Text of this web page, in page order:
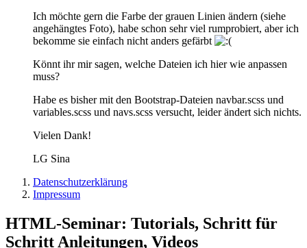
Ich möchte gern die Farbe der grauen Linien ändern (siehe
angehängtes Foto), habe schon sehr viel rumprobiert, aber ich
bekomme sie einfach nicht anders gefärbt
Könnt ihr mir sagen, welche Dateien ich hier wie anpassen
muss?
Habe es bisher mit den Bootstrap-Dateien navbar.scss und
variables.scss und navs.scss versucht, leider ändert sich nichts.
Vielen Dank!
LG Sina
Datenschutzerklärung
Impressum
HTML-Seminar: Tutorials, Schritt für
Schritt Anleitungen, Videos